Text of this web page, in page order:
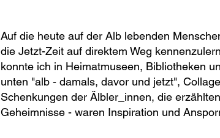
Auf die heute auf der Alb lebenden
die Jetzt-Zeit auf direktem Weg
konnte ich in Heimatmuseen, Bibliotheken
unten "alb - damals, davor und jetzt",
Schenkungen der Älbler_innen, die
Geheimnisse - waren Inspiration und